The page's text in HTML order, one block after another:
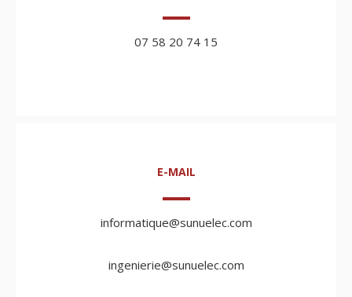
07 58 20 74 15
E-MAIL
informatique@sunuelec.com
ingenierie@sunuelec.com